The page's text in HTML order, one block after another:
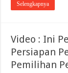
Selengkapnya
Video : Ini
Persiapan
Pemilihan